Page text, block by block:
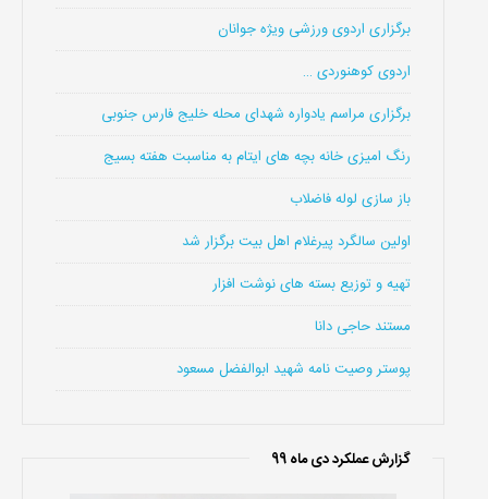
برگزاری اردوی ورزشی ویژه جوانان
اردوی کوهنوردی …
برگزاری مراسم یادواره شهدای محله خلیج فارس جنوبی
رنگ امیزی خانه بچه های ایتام به مناسبت هفته بسیج
باز سازی لوله فاضلاب
اولین سالگرد پیرغلام اهل بیت برگزار شد
تهیه و توزیع بسته های نوشت افزار
مستند حاجی دانا
پوستر وصیت نامه شهید ابوالفضل مسعود
گزارش عملکرد دی ماه 99